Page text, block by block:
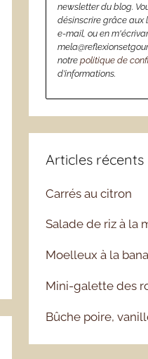
newsletter du blog.
désinscrire grâce aux
e-mail, ou en
notrepolitique de
d’informations.
Articles récents
Carrés au citron
Salade de riz à la
Moelleux à la
Mini-galette des
Bûche poire,